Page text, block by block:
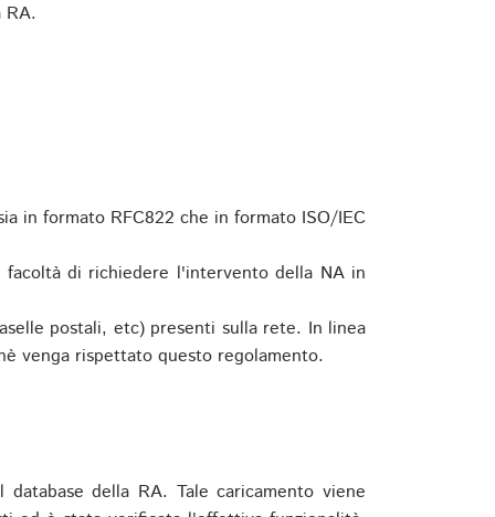
in formato RFC822 che in formato ISO/IEC
di richiedere l'intervento della NA in
postali, etc) presenti sulla rete. In linea
venga rispettato questo regolamento.
della RA. Tale caricamento viene